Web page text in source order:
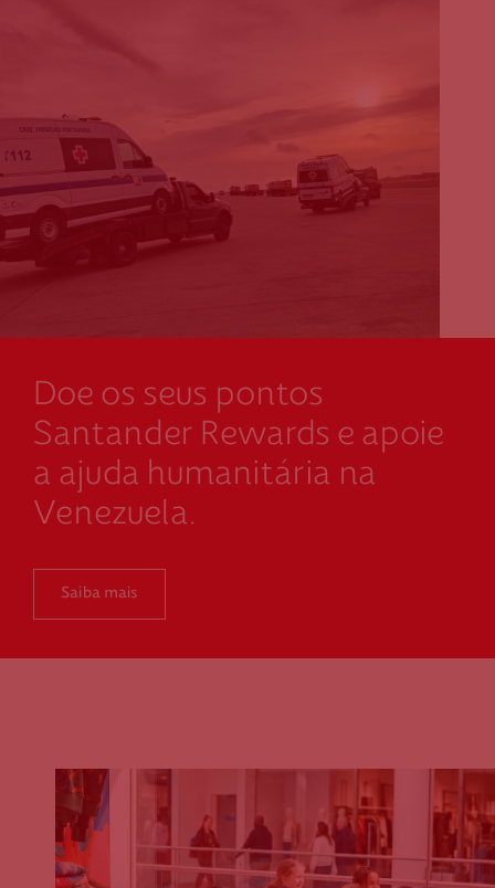
Doe os seus pontos
Santander Rewards e apoie
a ajuda humanitária na
Venezuela.
Saiba mais